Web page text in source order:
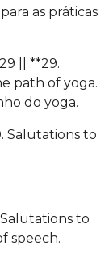
as práticas
|| **29.
path of yoga.
do yoga.
Salutations to
Salutations to
speech.